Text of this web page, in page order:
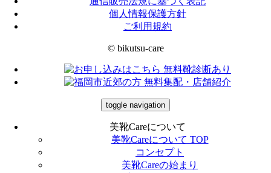
個人情報保護方針
ご利用規約
© bikutsu-care
toggle navigation
美靴Careについて
美靴Careについて TOP
コンセプト
美靴Careの始まり